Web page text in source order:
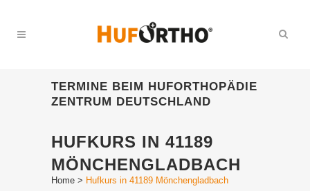
TERMINE BEIM HUFORTHOPÄDIE
ZENTRUM DEUTSCHLAND
HUFKURS IN 41189
MÖNCHENGLADBACH
Home > Hufkurs in 41189 Mönchengladbach